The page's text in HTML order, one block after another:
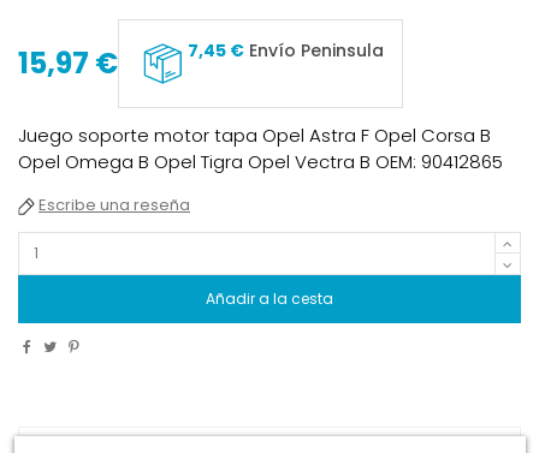
15,97 € 7,45 € Envío Peninsula
Juego soporte motor tapa Opel Astra F Opel Corsa B
Opel Omega B Opel Tigra Opel Vectra B OEM: 90412865
Escribe una reseña
Añadir a la cesta